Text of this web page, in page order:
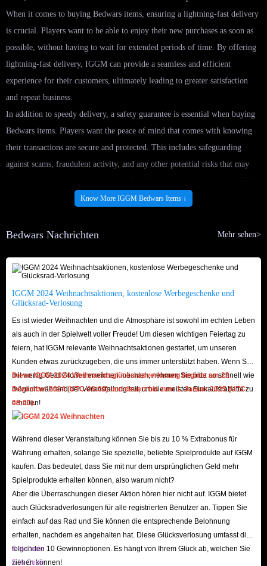
When it comes to buying Bedwars items, ensuring a lightning-fast delivery
is crucial. Players want to be able to enjoy their new purchases as soon as
possible, without having to wait for extended periods of time. By offering
lightning-fast delivery, IGGM can provide a seamless and efficient
experience for their customers, ultimately leading to greater satisfaction
and repeat business.
In addition to speedy delivery, a safety guarantee is essential when buying
Bedwars items. Players want the peace of mind that comes with knowing
their transactions are secure and protected. This includes safeguarding
against scams, fraudulent activity, and any other potential risks that may
arise during the purchasing process. By offering a safety guarantee, IGGM
can instill confidence in their customers and build a reputation for
To ensure lightning-fast delivery and a safety guarantee, IGGM implement
methods, implementing fraud detection measures, and providing clear and
transparent communication with customers throughout the purchasing
process. By prioritizing these practices, IGGM can create a seamless and
In conclusion, the demand for Bedwars items is on the rise, and players are
seeking reliable and efficient ways to make their purchases. By offering
lightning-fast delivery and a safety guarantee, IGGM can meet the needs of
Roblox community. With a focus on providing a seamless and secure
Know More IGGM Bedwars Items ↓
Bedwars Nachrichten Mehr sehen>
IGGM 2024 Weihnachtsaktionen, kostenlose Werbegeschenke und
Glücksrad-Verlosung
Es ist wieder Weihnachten und die Atmosphäre ist sowohl im echten Leben
als auch in der Spielwelt voller Freude! Um diesen wichtigen Feiertag zu
feiern, hat IGGM relevante Weihnachtsaktionen gestartet, um unseren
Kunden etwas zurückzugeben, die uns immer unterstützt haben. Wenn Sie
mit wenig Geld Großes erreichen möchten, nehmen Sie bitte so schnell wie
möglich während der Veranstaltung teil, um die meisten Einkaufsrabatte zu
erhalten!
Diese IGGM 2024 Weihnachtsglücksradverlosung beginnt am 23.
Dezember 2024 (UTC-08:00) und dauert bis zum 1. Januar 2025 (UTC-
08:00).
Während dieser Veranstaltung können Sie bis zu 10 % Extrabonus für
Währung erhalten, solange Sie spezielle, beliebte Spielprodukte auf IGGM
kaufen. Das bedeutet, dass Sie mit nur dem ursprünglichen Geld mehr
Spielprodukte erhalten können, also warum nicht?
Aber die Überraschungen dieser Aktion hören hier nicht auf. IGGM bietet
auch Glücksradverlosungen für alle registrierten Benutzer an. Tippen Sie
einfach auf das Rad und Sie können die entsprechende Belohnung
erhalten, nachdem es angehalten hat. Diese Glücksverlosung umfasst die
folgenden 10 Gewinnoptionen. Es hängt von Ihrem Glück ab, welchen Sie
ziehen können!
3 % Code
5 % Code